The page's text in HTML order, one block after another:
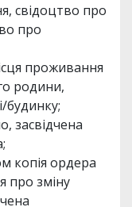
свідоцтво про
про
проживання
родини,
будинку;
засвідчена
копія ордера
про зміну